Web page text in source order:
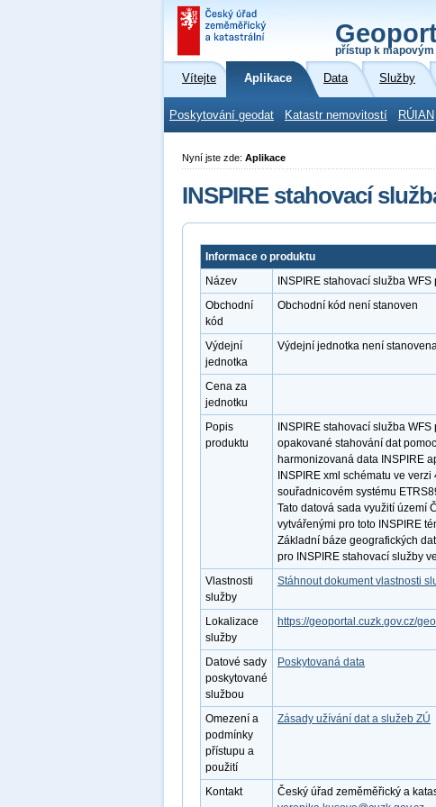
přístup k
Vítejte Aplikace Data Služby
Poskytování geodat Katastr nemovitostí RÚIAN
Nyní jste zde: Aplikace
INSPIRE stahovací
Informace o produktu
Název
INSPIRE stahovací služba
Obchodní
kód
Obchodní kód není stanoven
Výdejní
jednotka
Výdejní jednotka není
Cena za
jednotku
Popis
produktu
INSPIRE stahovací služba
opakované stahování dat
harmonizovaná data INSPIRE
INSPIRE xml schématu ve
souřadnicovém systému
Tato datová sada využití území
vytvářenými pro toto INSPIRE
Základní báze geografických
pro INSPIRE stahovací služby
Vlastnosti
služby
Stáhnout dokument vlastnosti
Lokalizace
služby
https://geoportal.cuzk.gov.cz/
Datové sady
poskytované
službou
Poskytovaná data
Omezení a
podmínky
přístupu a
použití
Zásady užívání dat a služeb ZÚ
Kontakt
Český úřad zeměměřický a